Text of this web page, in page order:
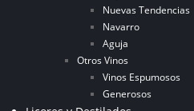
Nuevas Tendencias
Navarro
Aguja
Otros Vinos
Vinos Espumosos
Generosos